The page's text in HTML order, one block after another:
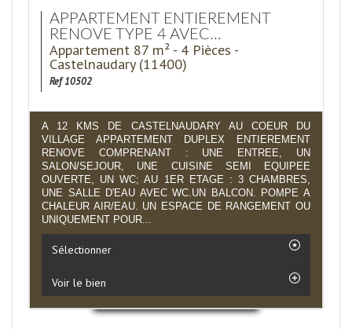
APPARTEMENT ENTIEREMENT
RENOVE TYPE 4 AVEC...
Appartement 87 m² - 4 Pièces -
Castelnaudary (11400)
Ref 10502
A 12 KMS DE CASTELNAUDARY AU COEUR DU
VILLAGE APPARTEMENT DUPLEX ENTIEREMENT
RENOVE COMPRENANT : UNE ENTREE, UN
SALON/SEJOUR, UNE CUISINE SEMI EQUIPEE
OUVERTE, UN WC; AU 1ER ETAGE : 3 CHAMBRES,
UNE SALLE D'EAU AVEC WC.UN BALCON. POMPE A
CHALEUR AIR/EAU. UN ESPACE DE RANGEMENT OU
UNIQUEMENT POUR...
Sélectionner
Voir le bien